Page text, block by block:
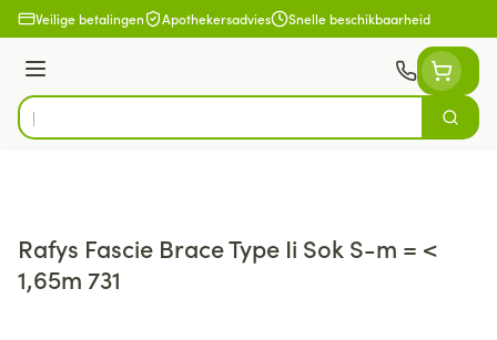
Ga naar de inhoud
Veilige betalingen Apothekersadvies Snelle beschikbaarheid
Menu
Product, merk, categorie...
Zoek
Rafys Fascie Brace Type Ii Sok S-m = <
1,65m 731